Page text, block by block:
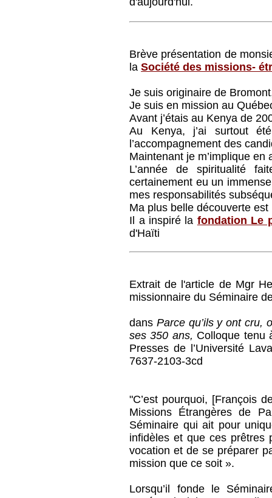
Brève présentation de
laSociété des missions-
Je suis originaire de
Je suis en mission au
Avant j’étais au Kenya de
Au Kenya, j’ai surtout
l’accompagnement des
Maintenant je m’implique
L’année de spiritualité
certainement eu un
mes responsabilités
Ma plus belle découverte est
Il a inspiré la fondation Le
d'Haïti
Extrait de l'article de Mgr
missionnaire du Séminaire
dans Parce qu’ils y ont cru,
ses 350 ans, Colloque tenu
Presses de l’Université
7637-2103-3cd
"C’est pourquoi, [François
Missions Étrangères de
Séminaire qui ait pour
infidèles et que ces prêtres
vocation et de se préparer
mission que ce soit ».
Lorsqu’il fonde le